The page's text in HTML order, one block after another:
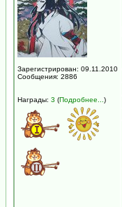
Зарегистрирован: 09.11.2010
Сообщения: 2886
Награды: 3 (Подробнее... )